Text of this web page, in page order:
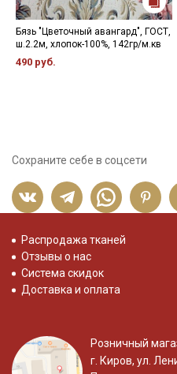
Бязь "Цветочный авангард", ГОСТ,
ш.2.2м, хлопок-100%, 142гр/м.кв
490 руб.
Сохраните себе в соцсети
Распродажа тканей
Отзывы о нас
Система скидок
Доставка и оплата
Розничный
г. Киров, ул.